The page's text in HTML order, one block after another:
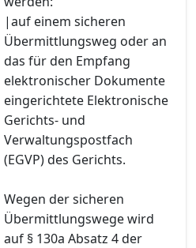
|auf einem sicheren
Übermittlungsweg oder an
das für den Empfang
elektronischer Dokumente
eingerichtete Elektronische
Gerichts- und
Verwaltungspostfach
(EGVP) des Gerichts.
Wegen der sicheren
Übermittlungswege wird
auf § 130a Absatz 4 der